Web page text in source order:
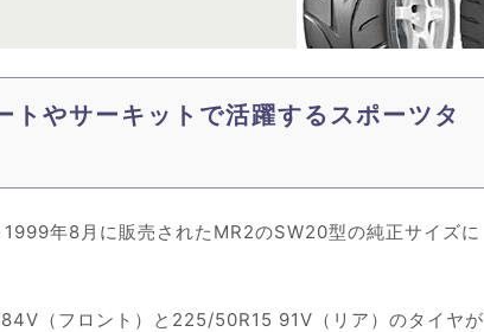
トやサーキットで活躍するスポーツタ
年8月に販売されたMR2のSW20型の純正サイズに
（フロント）と225/50R15 91V（リア）のタイヤが